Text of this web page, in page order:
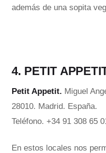
además de una sopita
4. PETIT
Petit Appetit. Miguel
28010. Madrid. España.
Teléfono. +34 91 308 65
En estos locales nos